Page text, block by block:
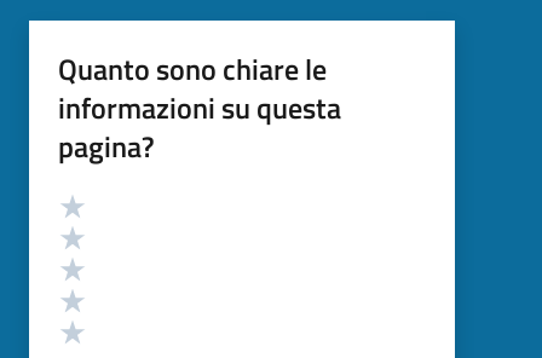
Quanto sono chiare le
informazioni su questa
pagina?
Valutazione